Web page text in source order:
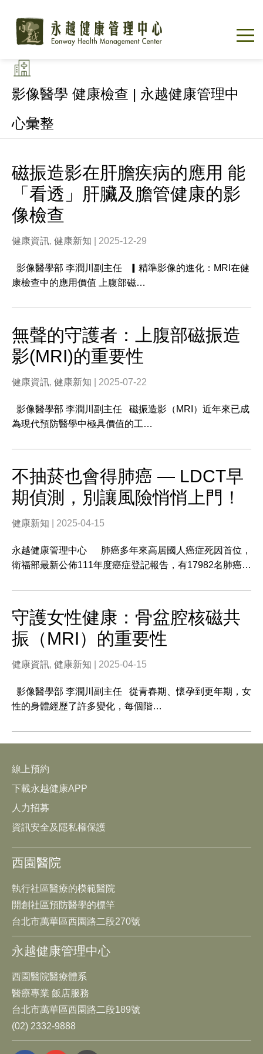
影像醫學 健康檢查 | 永越健康管理中
心彙整
磁振造影在肝膽疾病的應用 能
「看透」肝臟及膽管健康的影
像檢查
健康資訊, 健康新知 | 2025-12-29
影像醫學部 李潤川副主任 ▎精準影像的進化：MRI在健
康檢查中的應用價值 上腹部磁…
無聲的守護者：上腹部磁振造
影(MRI)的重要性
健康資訊, 健康新知 | 2025-07-22
影像醫學部 李潤川副主任 磁振造影（MRI）近年來已成
為現代預防醫學中極具價值的工…
不抽菸也會得肺癌 — LDCT早
期偵測，別讓風險悄悄上門！
健康新知 | 2025-04-15
永越健康管理中心 肺癌多年來高居國人癌症死因首位，
衛福部最新公佈111年度癌症登記報告，有17982名肺癌…
守護女性健康：骨盆腔核磁共
振（MRI）的重要性
健康資訊, 健康新知 | 2025-04-15
影像醫學部 李潤川副主任 從青春期、懷孕到更年期，女
性的身體經歷了許多變化，每個階…
線上預約
下載永越健康APP
人力招募
資訊安全及隱私權保護
西園醫院
執行社區醫療的模範醫院
開創社區預防醫學的標竿
台北市萬華區西園路二段270號
永越健康管理中心
西園醫院醫療體系
醫療專業 飯店服務
台北市萬華區西園路二段189號
(02) 2332-9888